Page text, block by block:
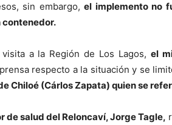
sin embargo,el implemento no
contenedor.
a la Región de Los Lagos, el
respecto a la situación y se
Chiloé (Cárlos Zapata) quien se
de salud del Reloncaví, Jorge Tagle,